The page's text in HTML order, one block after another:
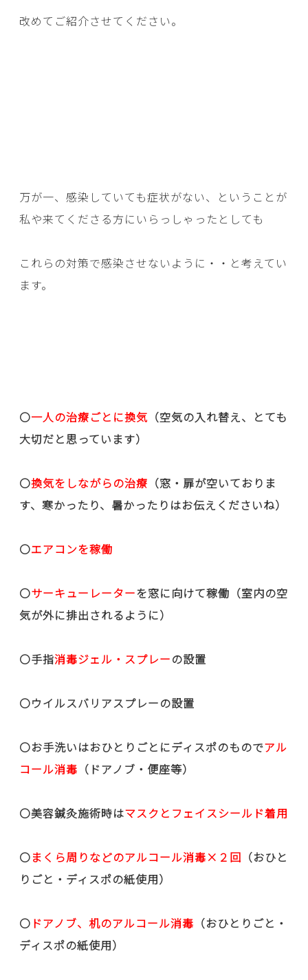
改めてご紹介させてください。
万が一、感染していても症状がない、ということが
私や来てくださる方にいらっしゃったとしても
これらの対策で感染させないように・・と考えてい
ます。
〇一人の治療ごとに換気 （空気の入れ替え、とても
大切だと思っています）
〇換気をしながらの治療 （窓・扉が空いておりま
す、寒かったり、暑かったりはお伝えくださいね）
〇エアコンを稼働
〇サーキューレーターを窓に向けて稼働（室内の空
気が外に排出されるように）
〇手指消毒ジェル・スプレーの設置
〇ウイルスバリアスプレーの設置
〇お手洗いはおひとりごとにディスポのものでアル
コール消毒 （ドアノブ・便座等）
〇美容鍼灸施術時はマスクとフェイスシールド着用
〇まくら周りなどのアルコール消毒×２回 （おひと
りごと・ディスポの紙使用）
〇 ドアノブ、机のアルコール消毒 （おひとりごと・
ディスポの紙使用）